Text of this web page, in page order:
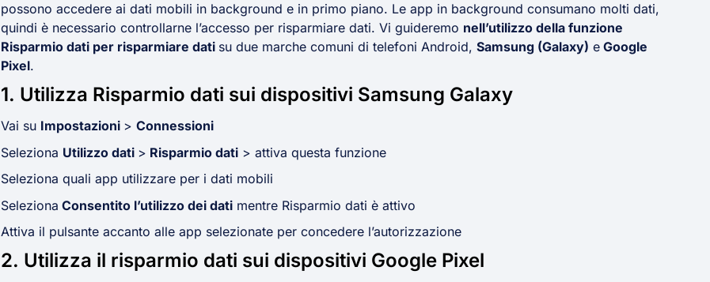
possono accedere ai dati mobili in background e in primo piano. Le app in background consumano molti dati,
quindi è necessario controllarne l’accesso per risparmiare dati. Vi guideremo nell’utilizzo della funzione
Risparmio dati per risparmiare dati su due marche comuni di telefoni Android,Samsung (Galaxy) e Google
Pixel.
1. Utilizza Risparmio dati sui dispositivi Samsung Galaxy
Vai su Impostazioni >Connessioni
Seleziona Utilizzo dati > Risparmio dati > attiva questa funzione
Seleziona quali app utilizzare per i dati mobili
Seleziona Consentito l’utilizzo dei dati mentre Risparmio dati è attivo
Attiva il pulsante accanto alle app selezionate per concedere l’autorizzazione
2. Utilizza il risparmio dati sui dispositivi Google Pixel